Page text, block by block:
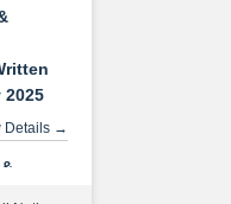
2025
Details →